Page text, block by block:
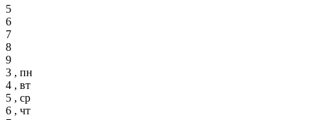
5
6
7
8
9
3 , пн
4 , вт
5 , ср
6 , чт